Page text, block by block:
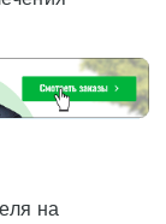
на